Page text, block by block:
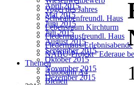
Vogel des Jahres
Schwalbenfreundl. Haus
Lebensraum Kirchturm
Fledermausfreundl. Haus
Fledermaus-Erlebnisabende
NABU-Projekt "Ederaue
Themen
Autobahn A4
Bienen
April 2015
Mai 2015
Juni 2015
Juli 2015
August 2015
September 2015
Oktober 2015
November 2015
Dezember 2015